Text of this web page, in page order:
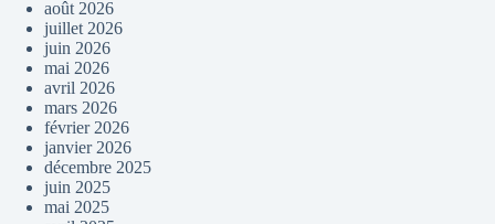
août 2026
juillet 2026
juin 2026
mai 2026
avril 2026
mars 2026
février 2026
janvier 2026
décembre 2025
juin 2025
mai 2025